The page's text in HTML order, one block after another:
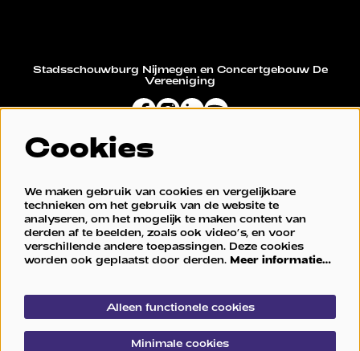
Stadsschouwburg Nijmegen en Concertgebouw De
Vereeniging
© Stadsschouwburg Nijmegen en Concertgebouw De
Cookies
We maken gebruik van cookies en vergelijkbare
technieken om het gebruik van de website te
analyseren, om het mogelijk te maken content van
derden af te beelden, zoals ook video’s, en voor
verschillende andere toepassingen. Deze cookies
worden ook geplaatst door derden. Meer informatie…
Alleen functionele cookies
Minimale cookies